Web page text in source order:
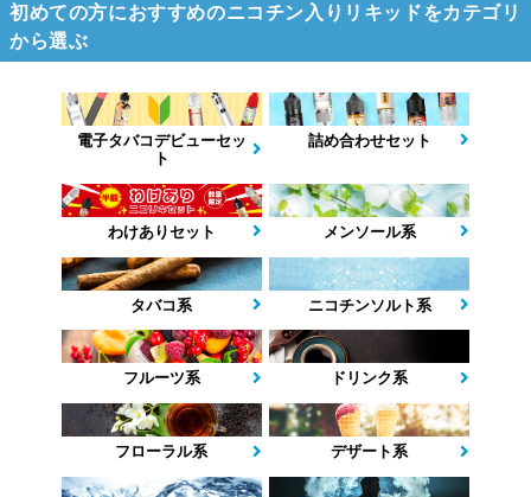
初めての方におすすめのニコチン入りリキッドをカテゴリ
から選ぶ
電子タバコデビューセッ
ト
詰め合わせセット
わけありセット メンソール系
タバコ系 ニコチンソルト系
フルーツ系 ドリンク系
フローラル系 デザート系